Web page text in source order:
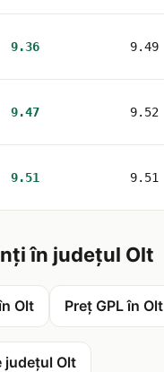
9.36 9.49
9.47 9.52
9.51 9.51
în județul Olt
Olt Preț GPL în Olt
județul Olt